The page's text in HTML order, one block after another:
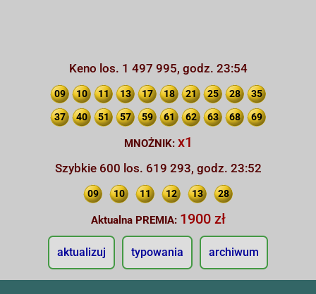
Keno los. 1 497 995, godz. 23:54
09 10 11 13 17 18 21 25 28 35
37 40 51 57 59 61 62 63 68 69
MNOŻNIK: x1
Szybkie 600 los. 619 293, godz. 23:52
09 10 11 12 13 28
Aktualna PREMIA: 1900 zł
aktualizuj typowania archiwum